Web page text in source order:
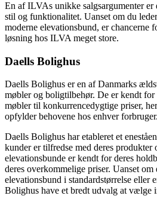
En af ILVAs unikke salgsargumenter er
stil og funktionalitet. Uanset om du
moderne elevationsbund, er chancerne
løsning hos ILVA meget store.
Daells Bolighus
Daells Bolighus er en af Danmarks
møbler og boligtilbehør. De er kendt for
møbler til konkurrencedygtige priser,
opfylder behovene hos enhver forbruger.
Daells Bolighus har etableret et
kunder er tilfredse med deres produkter
elevationsbunde er kendt for deres
deres overkommelige priser. Uanset om
elevationsbund i standardstørrelse eller
Bolighus have et bredt udvalg at vælge